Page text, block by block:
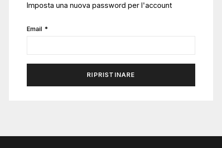
Imposta una nuova password per l'account
Email
RIPRISTINARE